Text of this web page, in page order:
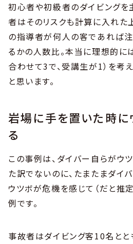
初心者や初級者のダイビングを
者はそのリスクも計算に入れた
の指導者が何人の客であれば
るかの人数比。本当に理想的に
合わせて3で、受講生が1）を考
と思います。
岩場に手を置いた時に
る
この事例は、ダイバー自らがウ
た訳でないのに、たまたまダイ
ウツボが危機を感じて（だと推
例です。
事故者はダイビング客10名とと